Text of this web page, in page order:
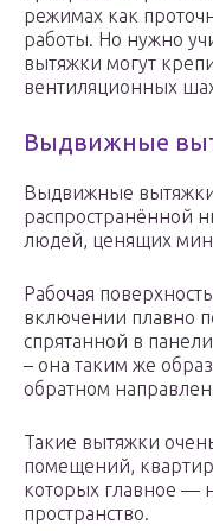
режимах как
работы. Но нужно
вытяжки могут
вентиляционных
Выдвижные
Выдвижные
распространённой
людей, ценящих
Рабочая
включении плавно
спрятанной в
– она таким же
обратном
Такие вытяжки
помещений,
которых главное —
пространство.